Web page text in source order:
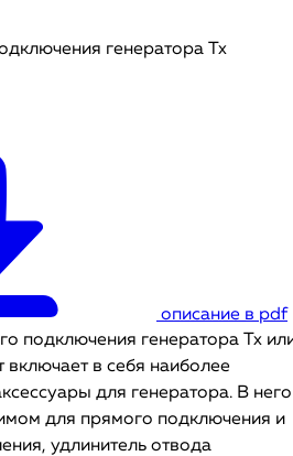
генератора Tx
описание в pdf
подключения генератора Тх
включает в себя наиболее
для генератора. В него
для прямого подключения и
удлинитель отвода